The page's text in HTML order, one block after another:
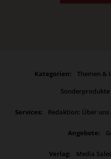
Kategorien: Themen &
Sonderprodukte
Services: Redaktion: Über uns
Angebote:
Verlag:
Media